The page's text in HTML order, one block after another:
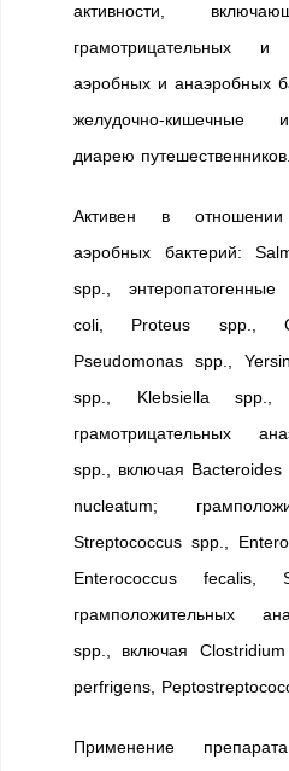
активности,
грамотрицательных и
аэробных и анаэробных
желудочно-кишечные
диарею путешественников.
Активен в отношении
аэробных бактерий:
spp.,
coli, Proteus spp.,
Pseudomonas spp.,
spp., Klebsiella spp.,
грамотрицательных
spp., включая
nucleatum;
Streptococcus spp.,
Enterococcus fecalis,
грамположительных
spp., включая
perfrigens,
Применение